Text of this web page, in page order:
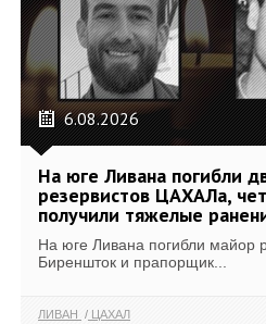
6.08.2026
На юге Ливана погибли
резервистов ЦАХАЛа,
получили тяжелые
На юге Ливана погибли майор
Биреншток и прапорщик...
ЛИВАН ЦАХАЛ